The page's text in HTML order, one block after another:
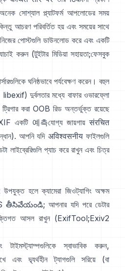
সোশ্যাল প্ল্যাটফর্ম আপলোডের সময়
আচরণ পরিবর্তিত হয় এবং সময়ের সাথে
পোস্টগুলি ডাউনলোড করে এবং একটি
করুন (টুইটার মিডিয়া সহায়তা;ফেসবুক
ঘনিষ্ঠভাবে পর্যবেক্ষণ করেন। বহুল
libexif) দুর্বলতার মধ্যে বাফার ওভারফ্লো
ট্রিগার করা OOB রিড অন্তর্ভুক্ত রয়েছে
একটি 예측যোগ্য জায়গায় संरचित
). আপনি যদি अविश्वसनीय ফাইলগুলি
লাইব্রেরিগুলি প্যাচ করে রাখুন এবং চিত্র
হলে ক্যামেরা জিওট্যাগিং অক্ষম
తీసివేయండి; আপনার যদি পরে ডেটার
আসল রাখুন (ExifTool;Exiv2
টাইমস্ট্যাম্পগুলিকে স্বাভাবিক করুন,
এবং দ্ব্যর্থহীন ট্যাগগুলি সরিয়ে (বা